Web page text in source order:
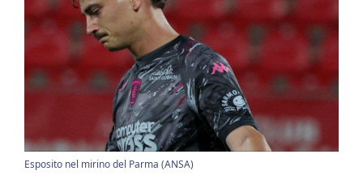
Esposito nel mirino del Parma (ANSA)